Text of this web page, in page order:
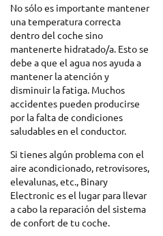
No sólo es importante mantener
una temperatura correcta
dentro del coche sino
mantenerte hidratado/a. Esto se
debe a que el agua nos ayuda a
mantener la atención y
disminuir la fatiga. Muchos
accidentes pueden producirse
por la falta de condiciones
saludables en el conductor.
Si tienes algún problema con el
aire acondicionado, retrovisores,
elevalunas, etc., Binary
Electronic es el lugar para llevar
a cabo la reparación del sistema
de confort de tu coche.